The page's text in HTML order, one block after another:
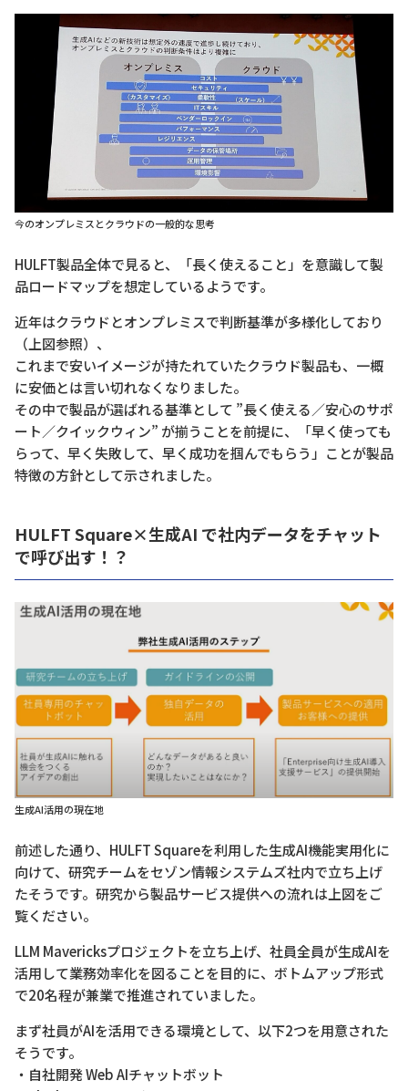
今のオンプレミスとクラウドの一般的な思考
HULFT製品全体で見ると、「長く使えること」を意識して製
品ロードマップを想定しているようです。
近年はクラウドとオンプレミスで判断基準が多様化しており
（上図参照）、
これまで安いイメージが持たれていたクラウド製品も、一概
に安価とは言い切れなくなりました。
その中で製品が選ばれる基準として ”長く使える／安心のサポ
ート／クイックウィン” が揃うことを前提に、「早く使っても
らって、早く失敗して、早く成功を掴んでもらう」ことが製品
特徴の方針として示されました。
HULFT Square×生成AI で社内データをチャット
で呼び出す！？
生成AI活用の現在地
前述した通り、HULFT Squareを利用した生成AI機能実用化に
向けて、研究チームをセゾン情報システムズ社内で立ち上げ
たそうです。研究から製品サービス提供への流れは上図をご
覧ください。
LLM Mavericksプロジェクトを立ち上げ、社員全員が生成AIを
活用して業務効率化を図ることを目的に、ボトムアップ形式
で20名程が兼業で推進されていました。
まず社員がAIを活用できる環境として、以下2つを用意された
そうです。
・自社開発 Web AIチャットボット